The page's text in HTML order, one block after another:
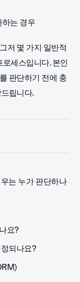
는 경우
저 몇 가지 일반적
세스입니다. 본인
판단하기 전에 충
립니다.
는 누가 판단하나
요?
되나요?